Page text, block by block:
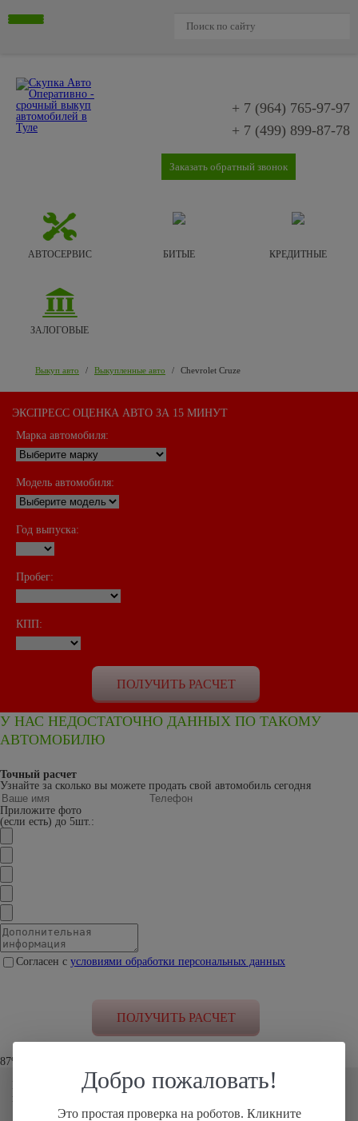
+ 7 (964) 765-97-97
+ 7 (499) 899-87-78
Заказать обратный звонок
АВТОСЕРВИС БИТЫЕ КРЕДИТНЫЕ
ЗАЛОГОВЫЕ
Выкуп авто / Выкупленные авто / Chevrolet Cruze
ЭКСПРЕСС ОЦЕНКА АВТО ЗА 15 МИНУТ
Марка автомобиля:
Модель автомобиля:
Год выпуска:
Пробег:
КПП:
У НАС НЕДОСТАТОЧНО ДАННЫХ ПО ТАКОМУ
АВТОМОБИЛЮ
Точный расчет
Узнайте за сколько вы можете продать свой автомобиль сегодня
Приложите фото
(если есть) до 5шт.:
Согласен с условиями обработки персональных данных
87% клиентов устроило наше предложение
Если по каким-то причинам Вы не смогли оставить заявку на сайте
позвоните нам по телефону:
Добро пожаловать!
Это простая проверка на роботов. Кликните